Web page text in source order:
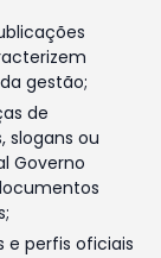
gestão;
de
ou
Governo
e perfis oficiais